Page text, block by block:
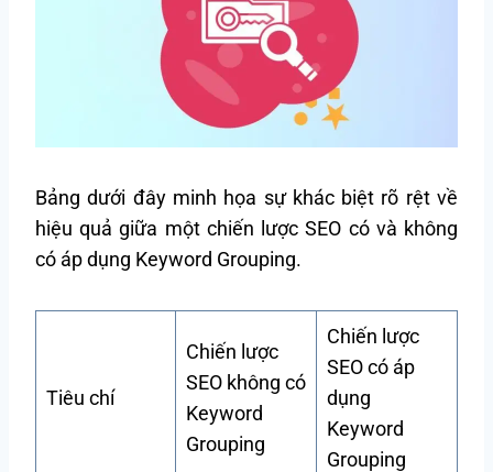
Bảng dưới đây minh họa sự khác biệt rõ rệt về
hiệu quả giữa một chiến lược SEO có và không
có áp dụng Keyword Grouping.
Tiêu chí
Chiến lược
SEO không có
Keyword
Grouping
Chiến lược
SEO có áp
dụng
Keyword
Grouping